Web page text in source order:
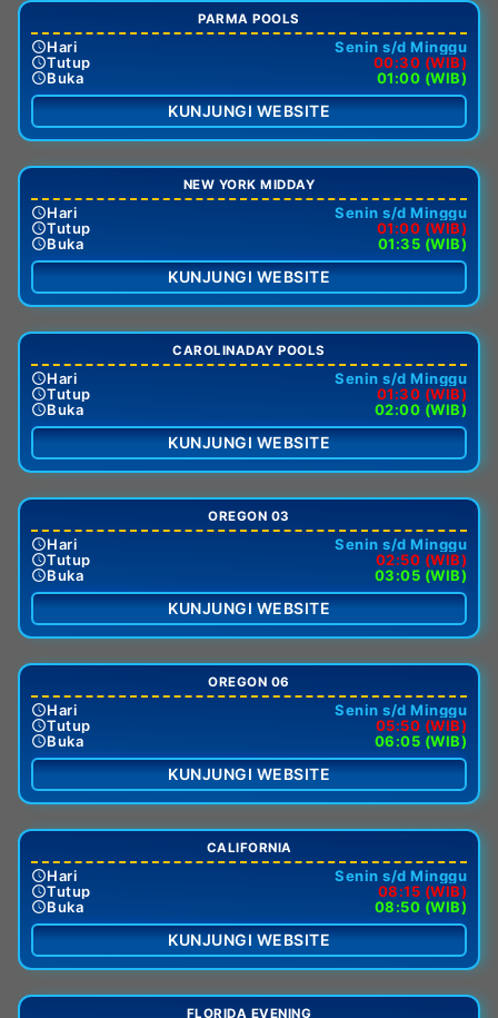
PARMA POOLS
Hari
Senin s/d Minggu
Tutup
00:30 (WIB)
Buka
01:00 (WIB)
KUNJUNGI WEBSITE
NEW YORK MIDDAY
Hari
Senin s/d Minggu
Tutup
01:00 (WIB)
Buka
01:35 (WIB)
KUNJUNGI WEBSITE
CAROLINADAY POOLS
Hari
Senin s/d Minggu
Tutup
01:30 (WIB)
Buka
02:00 (WIB)
KUNJUNGI WEBSITE
OREGON 03
Hari
Senin s/d Minggu
Tutup
02:50 (WIB)
Buka
03:05 (WIB)
KUNJUNGI WEBSITE
OREGON 06
Hari
Senin s/d Minggu
Tutup
05:50 (WIB)
Buka
06:05 (WIB)
KUNJUNGI WEBSITE
CALIFORNIA
Hari
Senin s/d Minggu
Tutup
08:15 (WIB)
Buka
08:50 (WIB)
KUNJUNGI WEBSITE
FLORIDA EVENING